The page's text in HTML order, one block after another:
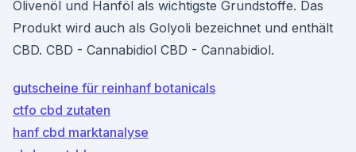
Olivenöl und Hanföl als wichtigste Grundstoffe. Das
Produkt wird auch als Golyoli bezeichnet und enthält
CBD. CBD - Cannabidiol CBD - Cannabidiol.
gutscheine für reinhanf botanicals
ctfo cbd zutaten
hanf cbd marktanalyse